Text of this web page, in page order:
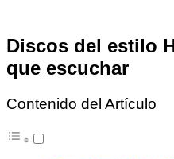
Discos del estilo
que escuchar
Contenido del Artículo